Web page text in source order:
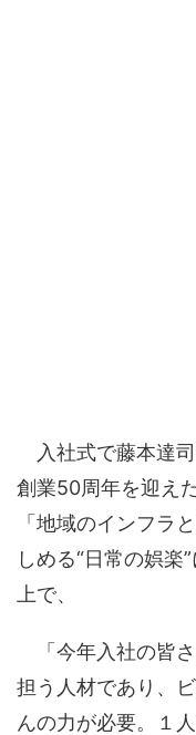
入社式で藤本達
創業50周年を迎え
「地域のインフラ
しめる“日常の娯楽
上で、
「今年入社の皆
担う人材であり、
んの力が必要。１